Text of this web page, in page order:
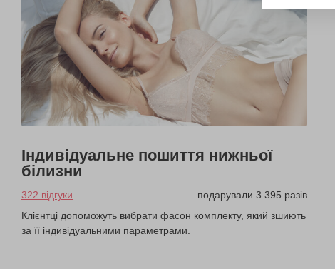
Індивідуальне пошиття нижньої
білизни
322 відгуки
подарували 3 395 разів
Клієнтці допоможуть вибрати фасон комплекту, який зшиють
за її індивідуальними параметрами.